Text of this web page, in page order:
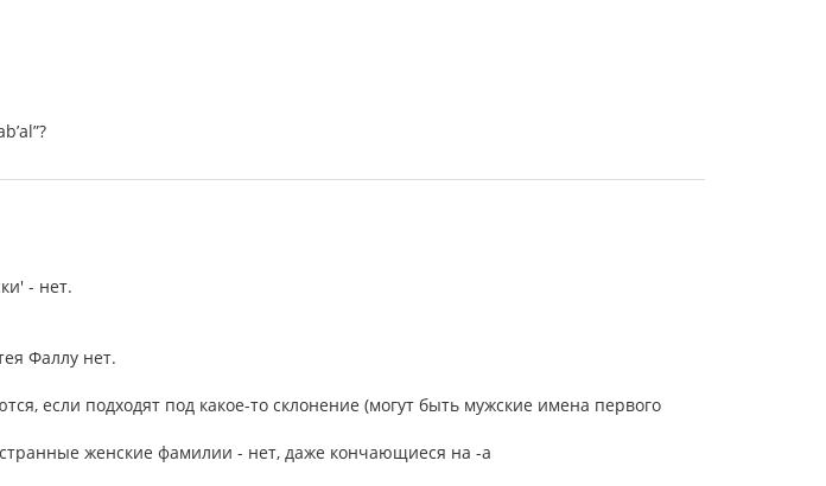
- нет.
Фаллу нет.
если подходят под какое-то склонение (могут быть мужские имена первого
женские фамилии - нет, даже кончающиеся на -а